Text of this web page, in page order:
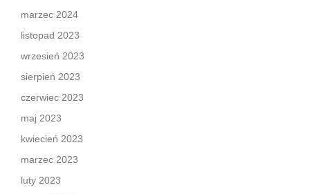
marzec 2024
listopad 2023
wrzesień 2023
sierpień 2023
czerwiec 2023
maj 2023
kwiecień 2023
marzec 2023
luty 2023